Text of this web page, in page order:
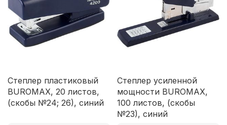
Степлер пластиковый
BUROMAX, 20 листов,
(скобы №24; 26), синий
Степлер усиленной
мощности BUROMAX,
100 листов, (скобы
№23), синий